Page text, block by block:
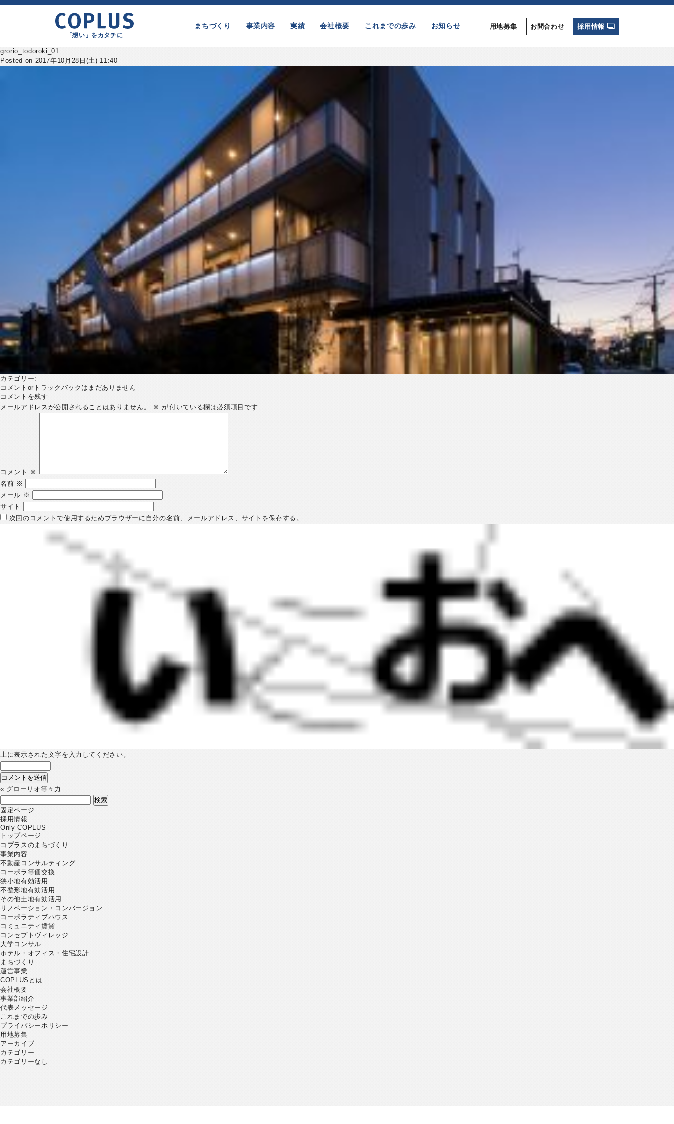
「想い」をカタチに
まちづくり 事業内容 実績 会社概要 これまでの歩み お知らせ 用地募集 お問合わせ 採用情報
grorio_todoroki_01
Posted on 2017年10月28日(土) 11:40
カテゴリー:
コメントorトラックバックはまだありません
コメントを残す
メールアドレスが公開されることはありません。
※ が付いている欄は必須項目です
コメント
※
名前 ※
メール ※
サイト
次回のコメントで使用するためブラウザーに自分の名前、メールアドレス、サイトを保存する。
上に表示された文字を入力してください。
« グローリオ等々力
索:
固定ページ
採用情報
Only COPLUS
トップページ
コプラスのまちづくり
事業内容
不動産コンサルティング
コーポラ等価交換
狭小地有効活用
不整形地有効活用
その他土地有効活用
リノベーション・コンバージョン
コーポラティブハウス
コミュニティ賃貸
コンセプトヴィレッジ
大学コンサル
ホテル・オフィス・住宅設計
まちづくり
運営事業
COPLUSとは
会社概要
事業部紹介
代表メッセージ
これまでの歩み
プライバシーポリシー
用地募集
アーカイブ
カテゴリー
カテゴリーなし